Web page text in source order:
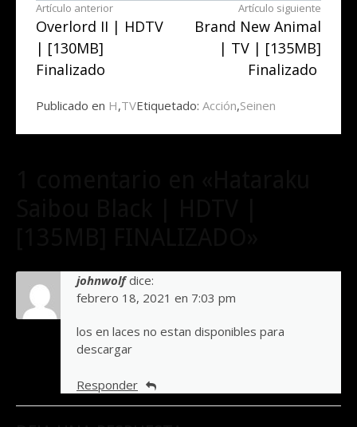
Seguir
leyendo
Artículo anterior
Overlord II | HDTV
| [130MB]
Finalizado
Artículo siguiente
Brand New Animal
| TV | [135MB]
Finalizado
Publicado en H,TVEtiquetado: Acción,Seinen
johnwolf dice:
febrero 18, 2021 en 7:03 pm
los en laces no estan disponibles para
descargar
Responder